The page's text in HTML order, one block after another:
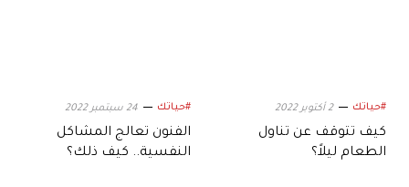
#حياتك 2 أكتوبر 2022
كيف تتوقف عن تناول
الطعام ليلاً؟
#حياتك 24 سبتمبر 2022
الفنون تعالج المشاكل
النفسية.. كيف ذلك؟